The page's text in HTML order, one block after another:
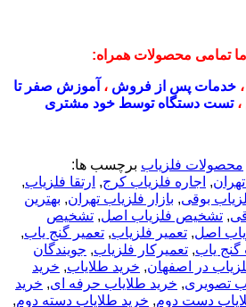
تمامی محصولات همراه:
، خدمات پس از فروش ، آموزش صفر تا
،تست دستگاه توسط خود مشتری
محصولات فلزیاب برچسب ها:
, اجاره فلزیاب کرج, ارتقا فلزیاب,
بوقی, بازار فلزیاب تهران, بهترین
, تشخیص فلزیاب اصل, تشخیص
اصل, تعمیر فلزیاب, تعمیر گنج یاب,
گنج یاب, تعمیرکار فلزیاب, جویندگان
در اصفهان, خرید طلایاب, خرید
تصویری, خرید طلایاب حرفه ای, خرید
دست دوم, خرید طلایاب دسته دوم,